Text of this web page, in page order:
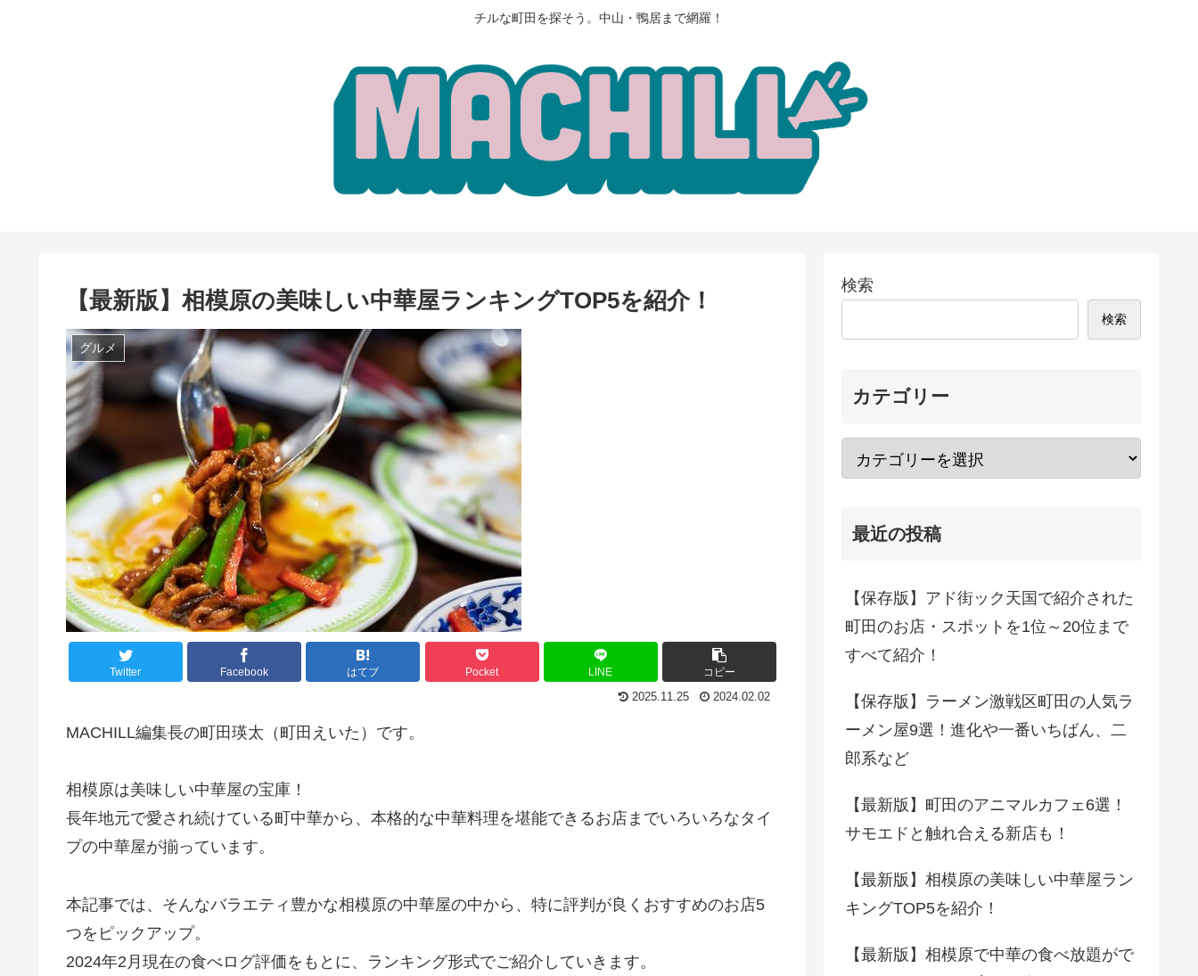
チルな町田を探そう。中山・鴨居まで網羅！
【最新版】相模原の美味しい中華屋ランキングTOP5を紹介！
グルメ
Twitter Facebook はてブ Pocket LINE コピー
2025.11.25 2024.02.02
MACHILL編集長の町田瑛太（町田えいた）です。
相模原は美味しい中華屋の宝庫！
長年地元で愛され続けている町中華から、本格的な中華料理を堪能できるお店までいろいろなタイ
プの中華屋が揃っています。
本記事では、そんなバラエティ豊かな相模原の中華屋の中から、特に評判が良くおすすめのお店5
つをピックアップ。
2024年2月現在の食べログ評価をもとに、ランキング形式でご紹介していきます。
検索
検索
カテゴリー
最近の投稿
【保存版】アド街ック天国で紹介された
町田のお店・スポットを1位～20位まで
すべて紹介！
【保存版】ラーメン激戦区町田の人気ラ
ーメン屋9選！進化や一番いちばん、二
郎系など
【最新版】町田のアニマルカフェ6選！
サモエドと触れ合える新店も！
【最新版】相模原の美味しい中華屋ラン
キングTOP5を紹介！
【最新版】相模原で中華の食べ放題がで